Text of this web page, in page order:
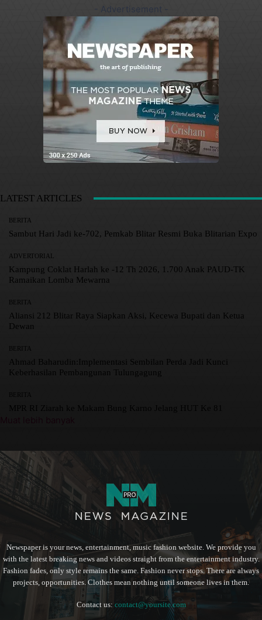
- Advertisement -
LATEST ARTICLES
BERITA
Sambut Hari Jadi ke-702, Pemkab Blitar Resmi Buka Blitarian Expo
ADVERTORIAL
Kampung Coklat Harlah ke -12 Th 2026, 1.700 Anak PAUD-TK
Ramaikan Lomba Mewarna
BERITA
Aliansi 212 Blitar Raya Siapkan Aksi, Kecewa Bupati dan Ketua
Dewan
BERITA
Ahmad Baharudin:Implementasi Sembilan Perda Jadi Kunci
Keberhasilan Pembangunan Tulungagung
BERITA
Newspaper is your news, entertainment, music fashion website. We provide you
with the latest breaking news and videos straight from the entertainment industry.
Fashion fades, only style remains the same. Fashion never stops. There are always
projects, opportunities. Clothes mean nothing until someone lives in them.
Contact us: contact@yoursite.com